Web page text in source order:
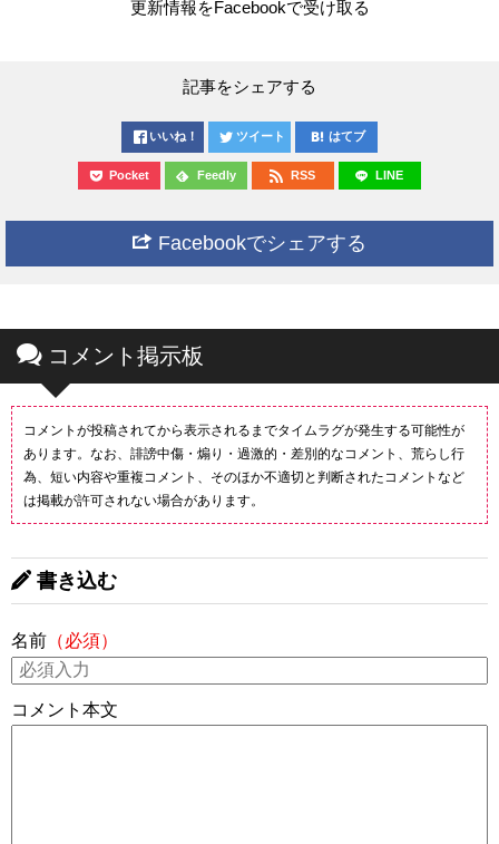
更新情報をFacebookで受け取る
記事をシェアする
いいね！ ツイート はてブ
Pocket Feedly RSS LINE
Facebookでシェアする
コメント掲示板
コメントが投稿されてから表示されるまでタイムラグが発生する可能性が
あります。なお、誹謗中傷・煽り・過激的・差別的なコメント、荒らし行
為、短い内容や重複コメント、そのほか不適切と判断されたコメントなど
は掲載が許可されない場合があります。
書き込む
名前 （必須）
コメント本文